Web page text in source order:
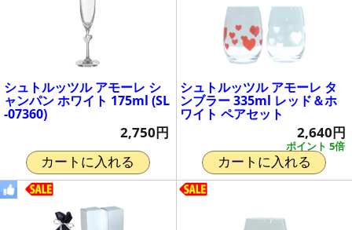
シュトルッツル アモーレ シ
ャンパン ホワイト 175ml (SL
-07360)
2,750円
カートに入れる
シュトルッツル アモーレ タ
ンブラー 335ml レッド＆ホ
ワイト ペアセット
ポイント 5倍
2,640円
カートに入れる